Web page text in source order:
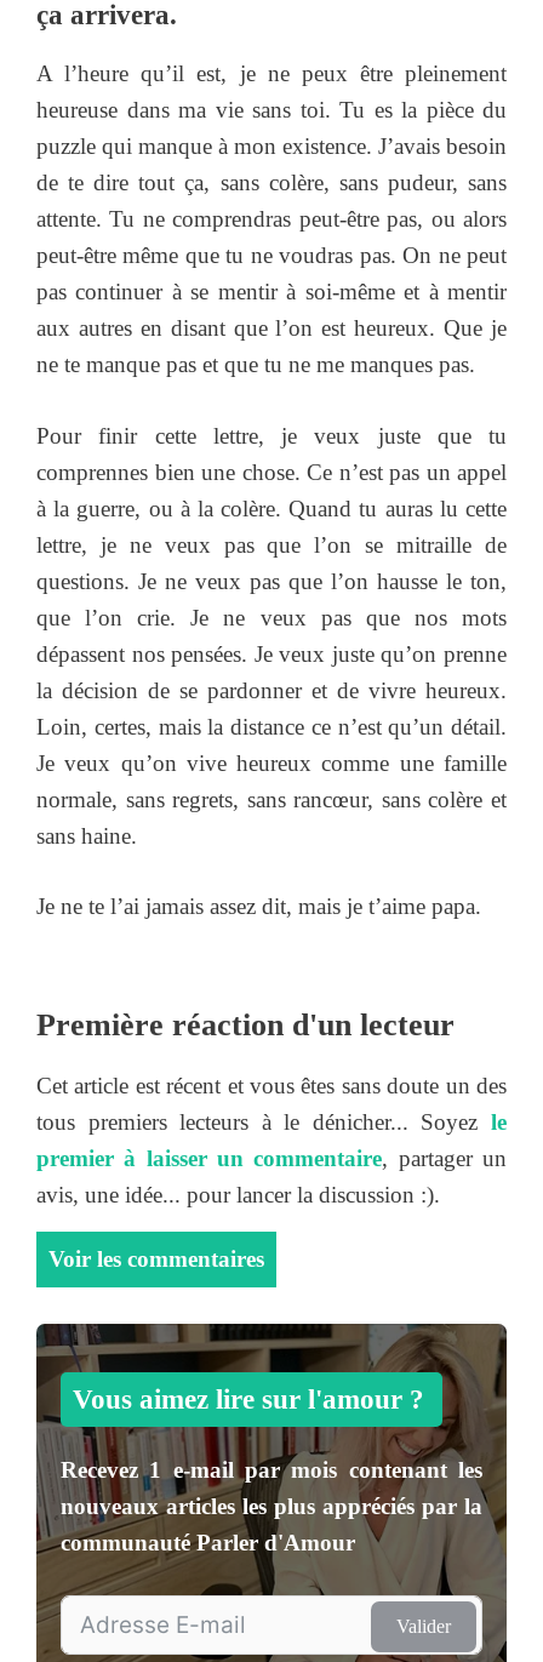
ça arrivera.
A l’heure qu’il est, je ne peux être pleinement
heureuse dans ma vie sans toi. Tu es la pièce du
puzzle qui manque à mon existence. J’avais besoin
de te dire tout ça, sans colère, sans pudeur, sans
attente. Tu ne comprendras peut-être pas, ou alors
peut-être même que tu ne voudras pas. On ne peut
pas continuer à se mentir à soi-même et à mentir
aux autres en disant que l’on est heureux. Que je
ne te manque pas et que tu ne me manques pas.
Pour finir cette lettre, je veux juste que tu
comprennes bien une chose. Ce n’est pas un appel
à la guerre, ou à la colère. Quand tu auras lu cette
lettre, je ne veux pas que l’on se mitraille de
questions. Je ne veux pas que l’on hausse le ton,
que l’on crie. Je ne veux pas que nos mots
dépassent nos pensées. Je veux juste qu’on prenne
la décision de se pardonner et de vivre heureux.
Loin, certes, mais la distance ce n’est qu’un détail.
Je veux qu’on vive heureux comme une famille
normale, sans regrets, sans rancœur, sans colère et
sans haine.
Je ne te l’ai jamais assez dit, mais je t’aime papa.
Première réaction d'un lecteur
Cet article est récent et vous êtes sans doute un des
tous premiers lecteurs à le dénicher... Soyez le
premier à laisser un commentaire, partager un
avis, une idée... pour lancer la discussion :).
Voir les commentaires
Vous aimez lire sur l'amour ?
Recevez1 e-mail par mois contenant les
nouveaux articles les plus appréciés par la
communautéParler d'Amour
Valider